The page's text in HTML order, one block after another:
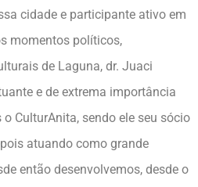
cidade e participante ativo em
momentos políticos,
de Laguna, dr. Juaci
e de extrema importância
CulturAnita, sendo ele seu sócio
atuando como grande
então desenvolvemos, desde o